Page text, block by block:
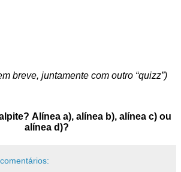
breve, juntamente com outro “quizz”)
Alínea a), alínea b), alínea c) ou
alínea d)?